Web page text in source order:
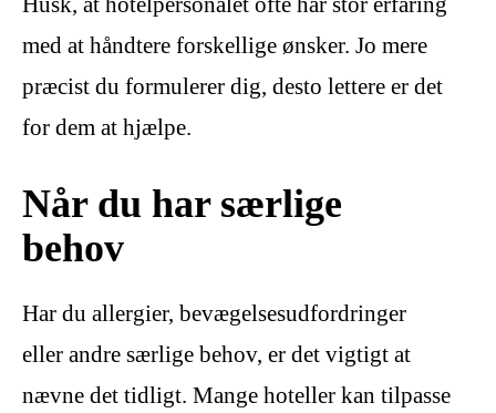
med at håndtere forskellige ønsker. Jo mere
præcist du formulerer dig, desto lettere er det
for dem at hjælpe.
Når du har særlige
behov
Har du allergier, bevægelsesudfordringer
eller andre særlige behov, er det vigtigt at
nævne det tidligt. Mange hoteller kan tilpasse